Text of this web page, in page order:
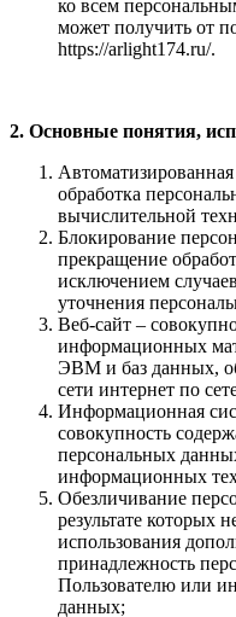
ко всем
может получить от
https://arlight174.ru/.
2. Основные понятия,
обработка
вычислительной
Блокирование
прекращение
исключением
уточнения
Веб-сайт –
информационных
ЭВМ и баз данных,
сети интернет по
Информационная
совокупность
персональных
информационных
Обезличивание
результате которых
использования
принадлежность
Пользователю или
данных;